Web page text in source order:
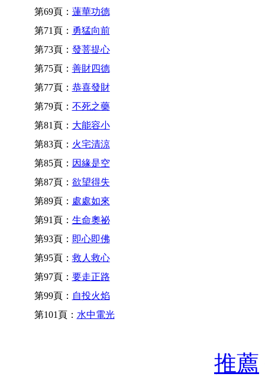
第69頁： 蓮華功德
第71頁： 勇猛向前
第73頁： 發菩提心
第75頁： 善財四德
第77頁： 恭喜發財
第79頁： 不死之藥
第81頁： 大能容小
第83頁： 火宅清涼
第85頁： 因緣是空
第87頁： 欲望得失
第89頁： 處處如來
第91頁： 生命奧祕
第93頁： 即心即佛
第95頁： 救人救心
第97頁： 要走正路
第99頁： 自投火焰
第101頁： 水中電光
推薦